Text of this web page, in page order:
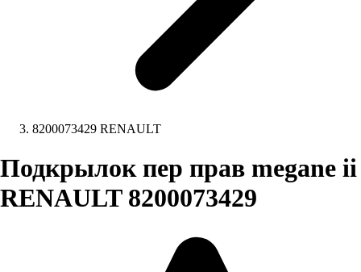
8200073429 RENAULT
Подкрылок пер прав megane ii
RENAULT 8200073429